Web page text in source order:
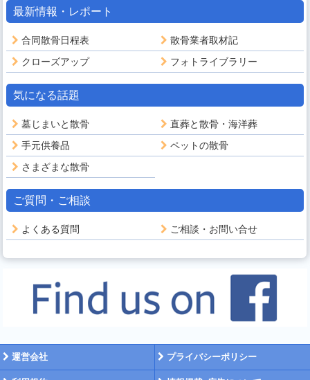
最新情報・レポート
合同散骨日程表
散骨業者取材記
クローズアップ
フォトライブラリー
気になる話題
墓じまいと散骨
直葬と散骨・海洋葬
手元供養品
ペットの散骨
さまざまな散骨
ご質問・ご相談
よくある質問 ご相談・お問い合せ
運営会社 プライバシーポリシー